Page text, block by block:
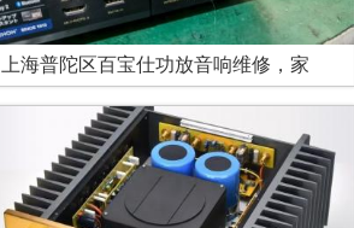
上海普陀区百宝仕功放音响维修，家